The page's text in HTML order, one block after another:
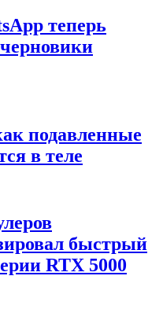
теперь
подавленные
в теле
быстрый
RTX 5000